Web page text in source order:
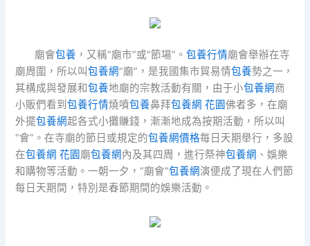
廟會包養 ，又稱“廟市”或“節場”。包養行情廟會舉辦在寺
廟周圍，所以叫包養網“廟”，是我國集市貿易情包養勢之一，
其構成與發展和包養地廟的宗教活動有關，由于小包養網商
小販們看到包養行情燒噴包養鼻拜包養網 花園佛者多，在廟
外擺包養網起各式小攤賺錢，漸漸地成為按期活動，所以叫
“會”。在寺廟的節日或規定的包養網價格每日天期舉行，多設
在包養網 花園廟包養網內及其四周，進行祭神包養網 、娛樂
和購物等活動。一朝一夕，“廟會”包養網演便成了現在人們節
每日天期間，特別是春節期間的娛樂活動。